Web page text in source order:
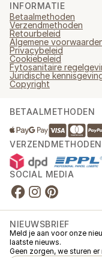
INFORMATIE
Betaalmethoden
Verzendmethoden
Retourbeleid
Algemene
Privacybeleid
Cookiebeleid
Fytosanitaire
Juridische
Copyright
BETAALMETHODEN
VERZENDMETHODEN
SOCIAL MEDIA
NIEUWSBRIEF
Meld je aan voor onze
laatste nieuws.
Geen zorgen, we sturen er